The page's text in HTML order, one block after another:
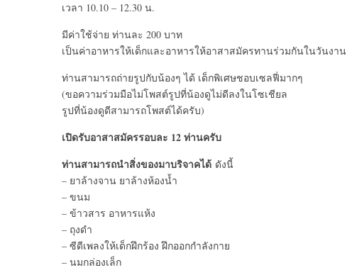
เวลา 10.10 – 12.30 น.
มีค่าใช้จ่าย ท่านละ 200 บาท
เป็นค่าอาหารให้เด็กและอาหารให้อาสาสมัครทานร่วมกันในวันงาน
ท่านสามารถถ่ายรูปกับน้องๆ ได้ เด็กพิเศษชอบเซลฟี่มากๆ
(ขอความร่วมมือไม่โพสต์รูปที่น้องดูไม่ดีลงในโซเชียล
รูปที่น้องดูดีสามารถโพสต์ได้ครับ)
เปิดรับอาสาสมัครรอบละ 12 ท่านครับ
ท่านสามารถนำสิ่งของมาบริจาคได้ ดังนี้
– ยาล้างจาน ยาล้างห้องน้ำ
– ขนม
– ข้าวสาร อาหารแห้ง
– ถุงดำ
– ซีดีเพลงให้เด็กฝึกร้อง ฝึกออกกำลังกาย
– นมกล่องเล็ก